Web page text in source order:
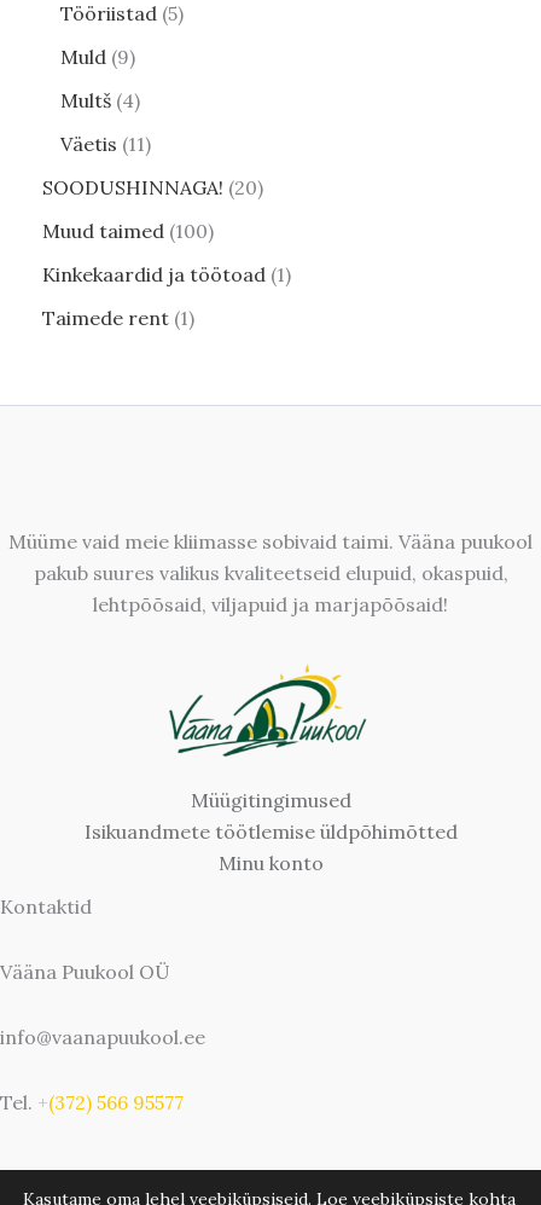
Tööriistad 5
Muld 9
Multš 4
Väetis 11
SOODUSHINNAGA! 20
Muud taimed 100
Kinkekaardid ja töötoad 1
Taimede rent 1
Müüme vaid meie kliimasse sobivaid taimi. Vääna puukool
pakub suures valikus kvaliteetseid elupuid, okaspuid,
lehtpõõsaid, viljapuid ja marjapõõsaid!
Müügitingimused
Isikuandmete töötlemise üldpõhimõtted
Minu konto
Kontaktid
Vääna Puukool OÜ
info@vaanapuukool.ee
Tel. +(372) 566 95577
Kasutame oma lehel veebiküpsiseid. Loe veebiküpsiste kohta